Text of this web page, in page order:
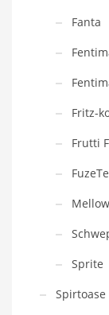
Fanta
Fritz-
Frutti
Mellow
Sprite
Spirtoase